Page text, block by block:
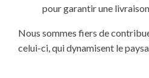
pour garantir une
Nous sommes fiers de
celui-ci, qui dynamisent le